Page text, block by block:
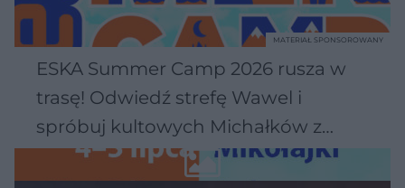
ESKA Summer Camp 2026 rusza w
trasę! Odwiedź strefę Wawel i
spróbuj kultowych Michałków z
Wawelu
MATERIAŁ SPONSOROWANY